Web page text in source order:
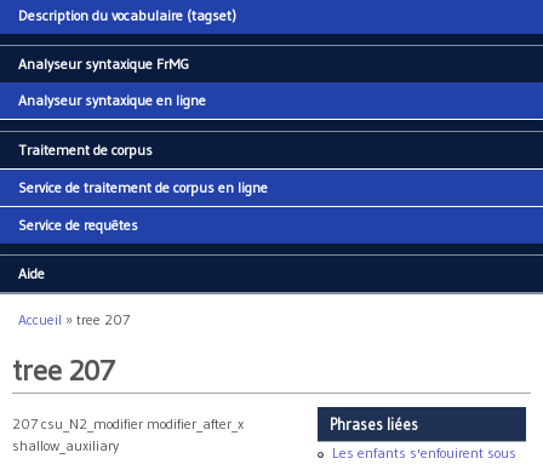
Description du vocabulaire (tagset)
Analyseur syntaxique FrMG
Analyseur syntaxique en ligne
Traitement de corpus
Service de traitement de corpus en ligne
Service de requêtes
Aide
Vous êtes ici
Accueil » tree 207
tree 207
207 csu_N2_modifier modifier_after_x
shallow_auxiliary
Phrases liées
Les enfants s'enfouirent sous